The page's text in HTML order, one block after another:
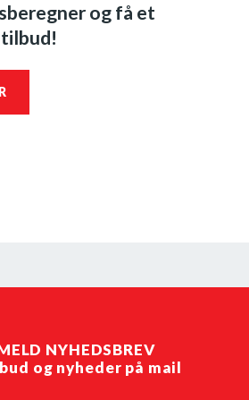
og få et
NYHEDSBREV
og nyheder på mail